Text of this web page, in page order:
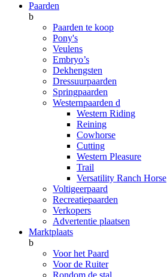
Paarden
b
Paarden te koop
Pony's
Veulens
Embryo’s
Dekhengsten
Dressuurpaarden
Springpaarden
Westernpaarden d
Western Riding
Reining
Cowhorse
Cutting
Western Pleasure
Trail
Versatility Ranch Horse
Voltigeerpaard
Recreatiepaarden
Verkopers
Advertentie plaatsen
Marktplaats
b
Voor het Paard
Voor de Ruiter
Rondom de stal